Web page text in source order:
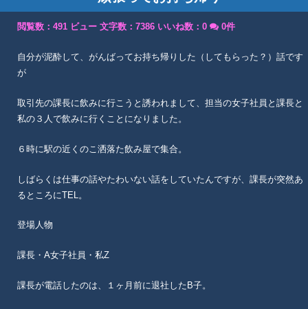
閲覧数：491 ビュー 文字数：7386 いいね数： 0 0件
自分が泥酔して、がんばってお持ち帰りした（してもらった？）話です
が
取引先の課長に飲みに行こうと誘われまして、担当の女子社員と課長と
私の３人で飲みに行くことになりました。
６時に駅の近くのこ洒落た飲み屋で集合。
しばらくは仕事の話やたわいない話をしていたんですが、課長が突然あ
るところにTEL。
登場人物
課長・A女子社員・私Z
課長が電話したのは、１ヶ月前に退社したB子。